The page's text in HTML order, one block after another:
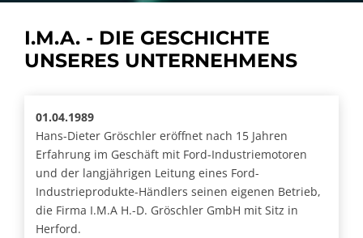
I.M.A. - DIE GESCHICHTE
UNSERES UNTERNEHMENS
01.04.1989
Hans-Dieter Gröschler eröffnet nach 15 Jahren
Erfahrung im Geschäft mit Ford-Industriemotoren
und der langjährigen Leitung eines Ford-
Industrieprodukte-Händlers seinen eigenen Betrieb,
die Firma I.M.A H.-D. Gröschler GmbH mit Sitz in
Herford.